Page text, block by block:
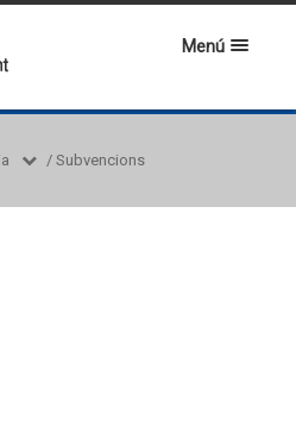
Menú
/ Subvencions